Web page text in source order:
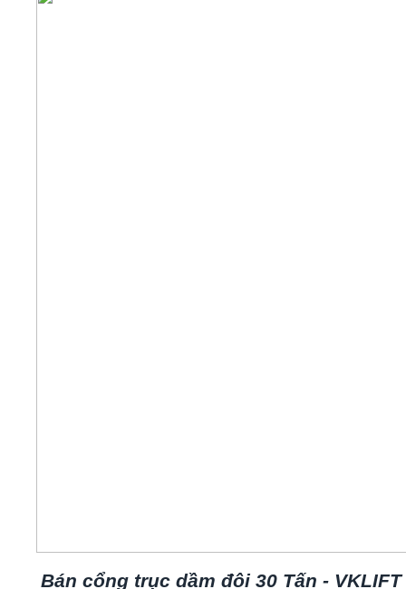
Bán cổng trục dầm đôi 30 Tấn - VKLIFT